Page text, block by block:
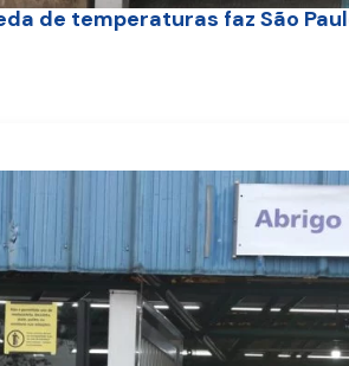
de temperaturas faz São